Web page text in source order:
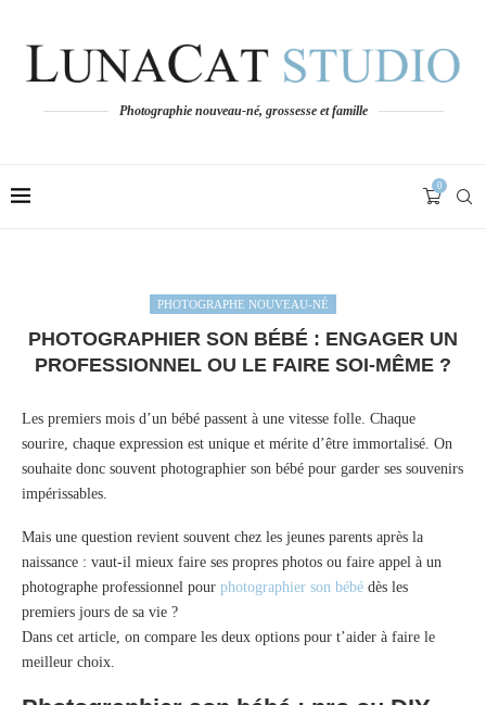
Photographie nouveau-né, grossesse et famille
0
PHOTOGRAPHE NOUVEAU-NÉ
PHOTOGRAPHIER SON BÉBÉ : ENGAGER UN
PROFESSIONNEL OU LE FAIRE SOI-MÊME ?
Les premiers mois d’un bébé passent à une vitesse folle. Chaque
sourire, chaque expression est unique et mérite d’être immortalisé. On
souhaite donc souvent photographier son bébé pour garder ses souvenirs
impérissables.
Mais une question revient souvent chez les jeunes parents après la
naissance : vaut-il mieux faire ses propres photos ou faire appel à un
photographe professionnel pour photographier son bébé dès les
premiers jours de sa vie ?
Dans cet article, on compare les deux options pour t’aider à faire le
meilleur choix.